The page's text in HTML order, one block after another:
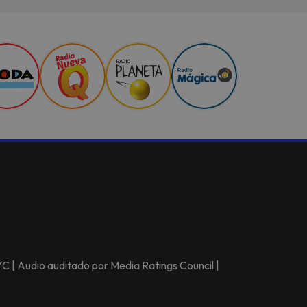
| Audio auditado por Media Ratings Council |